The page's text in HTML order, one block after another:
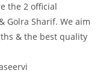
the 2 official
Golra Sharif. We aim
& the best quality